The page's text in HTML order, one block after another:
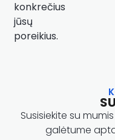
konkrečius
jūsų
poreikius.
Susisiekite su
galėtume